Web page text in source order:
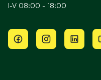
I-V 08:00 - 18:00